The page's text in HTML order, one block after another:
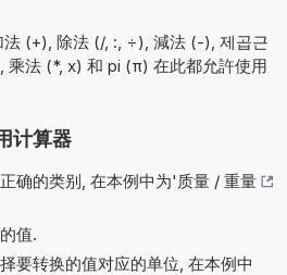
法 (+), 除法 (/, :, ÷), 減法 (-), 제곱근
乘法 (*, x) 和 pi (π) 在此都允許使用
计算器
确的类别, 在本例中为' 质量 / 重量
值.
要转换的值对应的单位, 在本例中